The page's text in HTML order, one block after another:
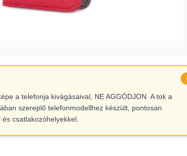
a telefonja kivágásaival, NE AGGÓDJON. A tok a
szereplő telefonmodellhez készült, pontosan
csatlakozóhelyekkel.